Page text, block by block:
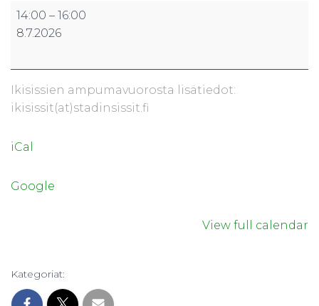
Ampumavuoro
Ikisissit
14:00 – 16:00
8.7.2026
Ikisissien ampumavuorosta lisätiedot:
ikisissit(at)stadinsissit.fi
iCal
Google
View full calendar
Kategoriat: